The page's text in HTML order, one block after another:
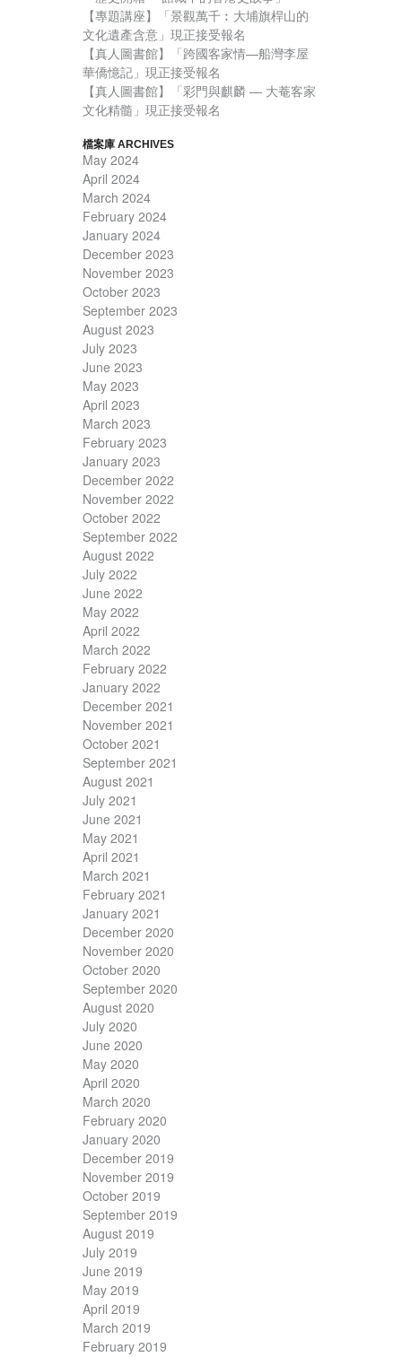
【專題講座】「景觀萬千︰大埔旗桿山的
文化遺產含意」現正接受報名
【真人圖書館】「跨國客家情—船灣李屋
華僑憶記」現正接受報名
【真人圖書館】「彩門與麒麟 — 大菴客家
文化精髓」現正接受報名
檔案庫 ARCHIVES
May 2024
April 2024
March 2024
February 2024
January 2024
December 2023
November 2023
October 2023
September 2023
August 2023
July 2023
June 2023
May 2023
April 2023
March 2023
February 2023
January 2023
December 2022
November 2022
October 2022
September 2022
August 2022
July 2022
June 2022
May 2022
April 2022
March 2022
February 2022
January 2022
December 2021
November 2021
October 2021
September 2021
August 2021
July 2021
June 2021
May 2021
April 2021
March 2021
February 2021
January 2021
December 2020
November 2020
October 2020
September 2020
August 2020
July 2020
June 2020
May 2020
April 2020
March 2020
February 2020
January 2020
December 2019
November 2019
October 2019
September 2019
August 2019
July 2019
June 2019
May 2019
April 2019
March 2019
February 2019